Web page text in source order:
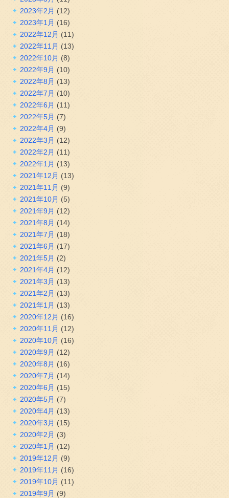
2023年2月 (12)
2023年1月 (16)
2022年12月 (11)
2022年11月 (13)
2022年10月 (8)
2022年9月 (10)
2022年8月 (13)
2022年7月 (10)
2022年6月 (11)
2022年5月 (7)
2022年4月 (9)
2022年3月 (12)
2022年2月 (11)
2022年1月 (13)
2021年12月 (13)
2021年11月 (9)
2021年10月 (5)
2021年9月 (12)
2021年8月 (14)
2021年7月 (18)
2021年6月 (17)
2021年5月 (2)
2021年4月 (12)
2021年3月 (13)
2021年2月 (13)
2021年1月 (13)
2020年12月 (16)
2020年11月 (12)
2020年10月 (16)
2020年9月 (12)
2020年8月 (16)
2020年7月 (14)
2020年6月 (15)
2020年5月 (7)
2020年4月 (13)
2020年3月 (15)
2020年2月 (3)
2020年1月 (12)
2019年12月 (9)
2019年11月 (16)
2019年10月 (11)
2019年9月 (9)